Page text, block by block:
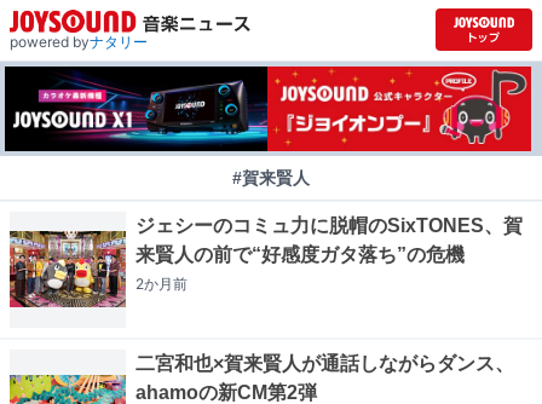
powered byナタリー
#賀来賢人
ジェシーのコミュ力に脱帽のSixTONES、賀
来賢人の前で“好感度ガタ落ち”の危機
2か月前
二宮和也×賀来賢人が通話しながらダンス、
ahamoの新CM第2弾